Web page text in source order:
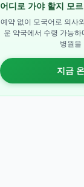
어디로 가야 할지 모
예약 없이 모국어로 의사
운 약국에서 수령 가능
병원을
지금